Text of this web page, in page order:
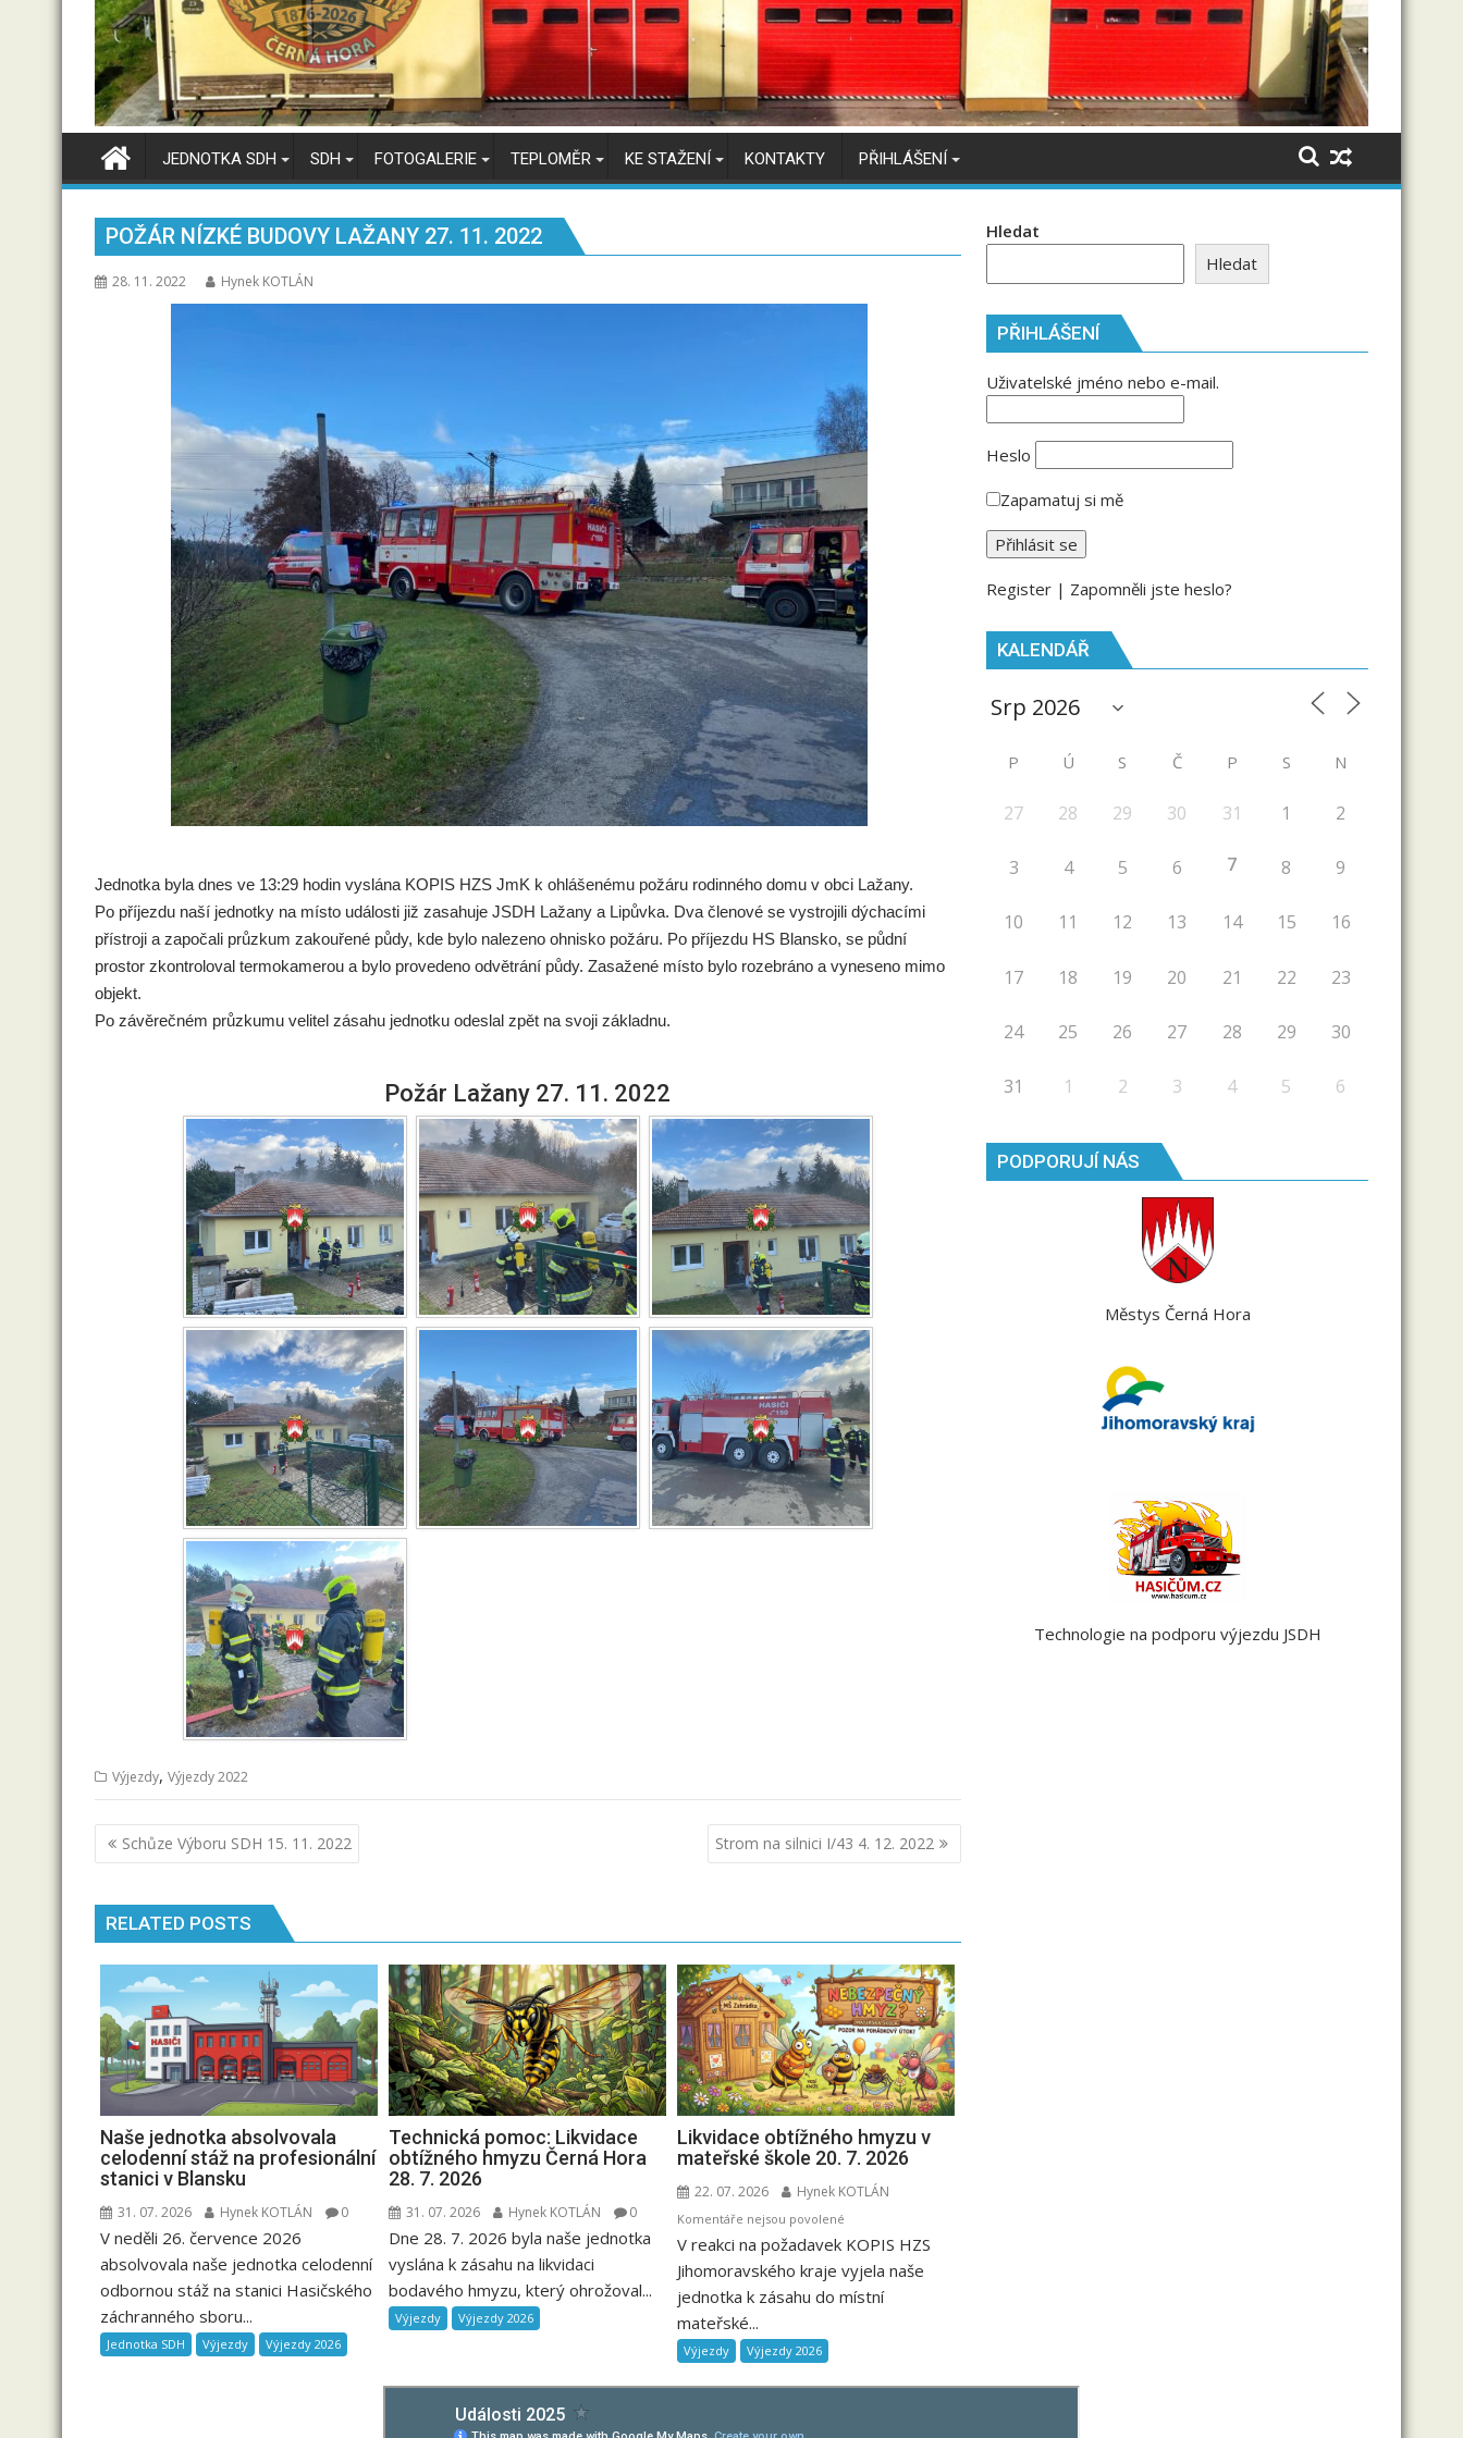
JEDNOTKA SDH SDH FOTOGALERIE TEPLOMĚR KE STAŽENÍ KONTAKTY PŘIHLÁŠENÍ
POŽÁR NÍZKÉ BUDOVY LAŽANY 27. 11. 2022
28. 11. 2022 Hynek KOTLÁN
Jednotka byla dnes ve 13:29 hodin vyslána KOPIS HZS JmK k ohlášenému požáru rodinného domu v obci Lažany.
Po příjezdu naší jednotky na místo události již zasahuje JSDH Lažany a Lipůvka. Dva členové se vystrojili dýchacími
přístroji a započali průzkum zakouřené půdy, kde bylo nalezeno ohnisko požáru. Po příjezdu HS Blansko, se půdní
prostor zkontroloval termokamerou a bylo provedeno odvětrání půdy. Zasažené místo bylo rozebráno a vyneseno mimo
objekt.
Po závěrečném průzkumu velitel zásahu jednotku odeslal zpět na svoji základnu.
Požár Lažany 27. 11. 2022
Výjezdy, Výjezdy 2022
Navigace
pro
Schůze Výboru SDH 15. 11. 2022 Strom na silnici I/43 4. 12. 2022
RELATED POSTS
Naše jednotka absolvovala
celodenní stáž na profesionální
stanici v Blansku
31. 07. 2026 Hynek KOTLÁN 0
V neděli 26. července 2026
absolvovala naše jednotka celodenní
odbornou stáž na stanici Hasičského
záchranného sboru...
Jednotka SDH Výjezdy Výjezdy 2026
Technická pomoc: Likvidace
obtížného hmyzu Černá Hora
28. 7. 2026
31. 07. 2026 Hynek KOTLÁN 0
Dne 28. 7. 2026 byla naše jednotka
vyslána k zásahu na likvidaci
bodavého hmyzu, který ohrožoval...
Výjezdy Výjezdy 2026
Likvidace obtížného hmyzu v
mateřské škole 20. 7. 2026
22. 07. 2026 Hynek KOTLÁN
Komentáře nejsou povolené
textu
s
názvem
v
V reakci na požadavek KOPIS HZS
Jihomoravského kraje vyjela naše
jednotka k zásahu do místní
mateřské...
Výjezdy Výjezdy 2026
Hledat
Hledat
PŘIHLÁŠENÍ
Uživatelské jméno nebo e-mail.
Heslo
Zapamatuj si mě
Register | Zapomněli jste heslo?
KALENDÁŘ
P Ú S Č P S N
27 28 29 30 31 1 2
3 4 5 6 7 8 9
10 11 12 13 14 15 16
17 18 19 20 21 22 23
24 25 26 27 28 29 30
31 1 2 3 4 5 6
PODPORUJÍ NÁS
Městys Černá Hora
Technologie na podporu výjezdu JSDH